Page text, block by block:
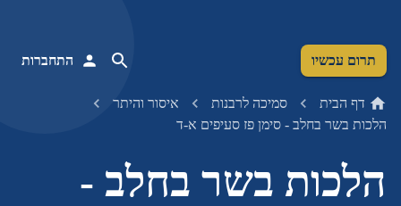
תרום עכשיו התחברות
דף הבית סמיכה לרבנות
איסור והיתר
הלכות בשר בחלב - סימן פז סעיפים א-ד
הלכות בשר בחלב -